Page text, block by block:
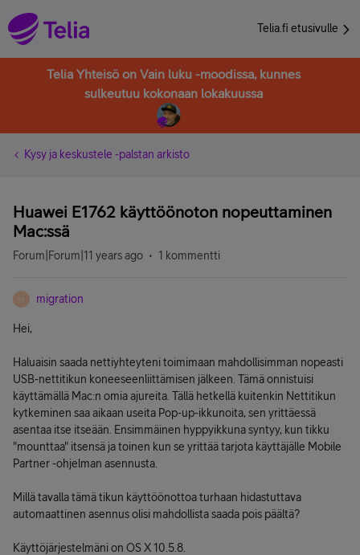
Telia.fi etusivulle
Telia Yhteisö on Vain luku -moodissa, kunnes
sulkeutuu kokonaan lokakuussa
Kysy ja keskustele -palstan arkisto
Huawei E1762 käyttöönoton nopeuttaminen
Mac:ssä
Forum|Forum|11 years ago 1 kommentti
M migration
Hei,
Haluaisin saada nettiyhteyteni toimimaan mahdollisimman nopeasti
USB-nettitikun koneeseenliittämisen jälkeen. Tämä onnistuisi
käyttämällä Mac:n omia ajureita. Tällä hetkellä kuitenkin Nettitikun
kytkeminen saa aikaan useita Pop-up-ikkunoita, sen yrittäessä
asentaa itse itseään. Ensimmäinen hyppyikkuna syntyy, kun tikku
"mounttaa" itsensä ja toinen kun se yrittää tarjota käyttäjälle Mobile
Partner -ohjelman asennusta.
Millä tavalla tämä tikun käyttöönottoa turhaan hidastuttava
automaattinen asennus olisi mahdollista saada pois päältä?
Käyttöjärjestelmäni on OS X 10.5.8.